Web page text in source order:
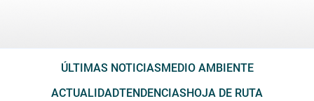
ÚLTIMAS NOTICIAS MEDIO AMBIENTE
ACTUALIDADTENDENCIAS HOJA DE RUTA